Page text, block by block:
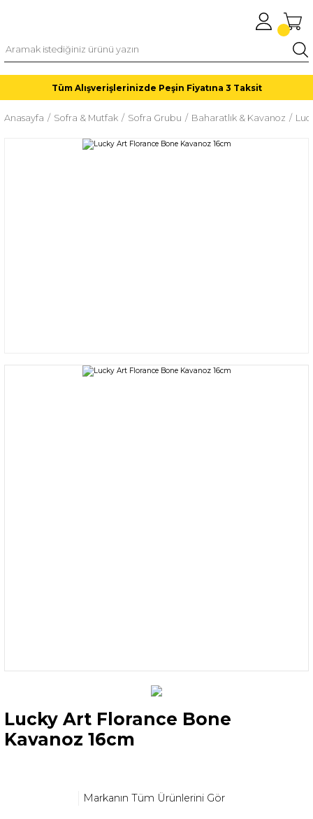
Tüm Alışverişlerinizde Peşin Fiyatına 3 Taksit
Anasayfa Sofra & Mutfak Sofra Grubu Baharatlık & Kavanoz
Lucky Art Florance Bone
Kavanoz 16cm
Markanın Tüm Ürünlerini Gör